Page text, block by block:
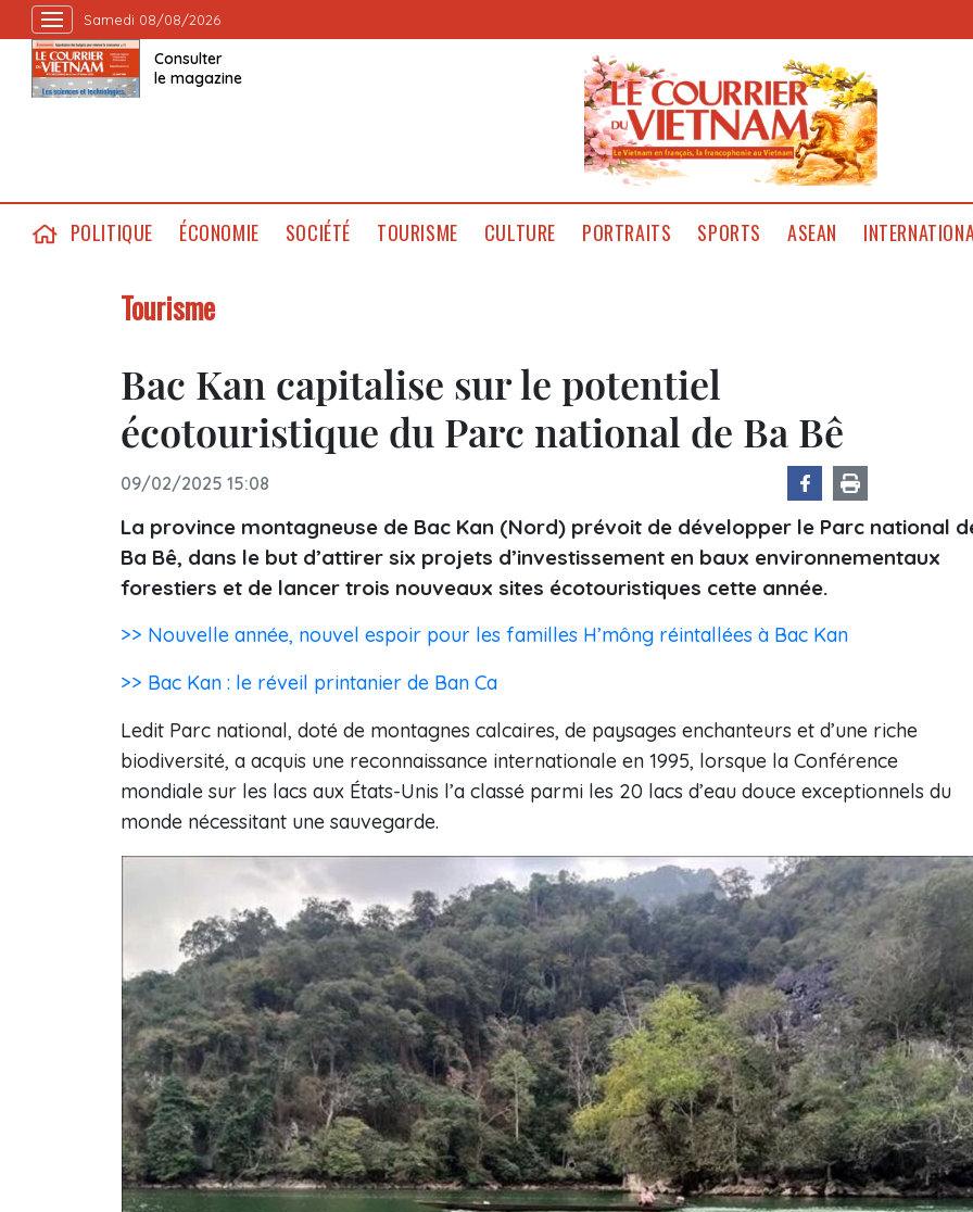
Samedi 08/08/2026
Consulter
le magazine
POLITIQUE ÉCONOMIE SOCIÉTÉ TOURISME CULTURE PORTRAITS SPORTS ASEAN
Tourisme
Bac Kan capitalise sur le potentiel
écotouristique du Parc national de Ba Bê
09/02/2025 15:08
La province montagneuse de Bac Kan (Nord) prévoit de développer le Parc national
Ba Bê, dans le but d’attirer six projets d’investissement en baux environnementaux
forestiers et de lancer trois nouveaux sites écotouristiques cette année.
>> Nouvelle année, nouvel espoir pour les familles H’mông réintallées à Bac Kan
>> Bac Kan : le réveil printanier de Ban Ca
Ledit Parc national, doté de montagnes calcaires, de paysages enchanteurs et d’une riche
biodiversité, a acquis une reconnaissance internationale en 1995, lorsque la Conférence
mondiale sur les lacs aux États-Unis l’a classé parmi les 20 lacs d’eau douce exceptionnels du
monde nécessitant une sauvegarde.